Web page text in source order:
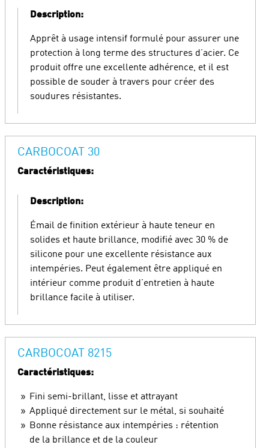
Description:
Apprêt à usage intensif formulé pour assurer une
protection à long terme des structures d’acier. Ce
produit offre une excellente adhérence, et il est
possible de souder à travers pour créer des
soudures résistantes.
CARBOCOAT 30
Caractéristiques:
Description:
Émail de finition extérieur à haute teneur en
solides et haute brillance, modifié avec 30 % de
silicone pour une excellente résistance aux
intempéries. Peut également être appliqué en
intérieur comme produit d’entretien à haute
brillance facile à utiliser.
CARBOCOAT 8215
Caractéristiques:
Fini semi-brillant, lisse et attrayant
Appliqué directement sur le métal, si souhaité
Bonne résistance aux intempéries : rétention
de la brillance et de la couleur